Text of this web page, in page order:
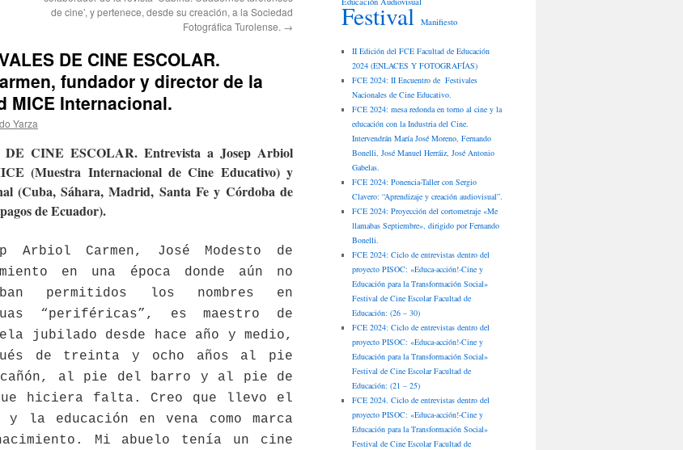
de cine’, y pertenece, desde su creación, a la Sociedad
Fotográfica Turolense. →
DE CINE ESCOLAR.
fundador y director de la
MICE Internacional.
Yarza
DE CINE ESCOLAR. Entrevista a Josep Arbiol
(Muestra Internacional de Cine Educativo) y
(Cuba, Sáhara, Madrid, Santa Fe y Córdoba de
de Ecuador).
Arbiol Carmen, José Modesto de
en una época donde aún no
permitidos los nombres en
“periféricas”, es maestro de
jubilado desde hace año y medio,
de treinta y ocho años al pie
al pie del barro y al pie de
hiciera falta. Creo que llevo el
y la educación en vena como marca
Mi abuelo tenía un cine
Festival Manifiesto
II Edición del FCE Facultad de Educación
2024 (ENLACES Y FOTOGRAFÍAS)
FCE 2024: II Encuentro de Festivales
Nacionales de Cine Educativo.
FCE 2024: mesa redonda en torno al cine y la
educación con la Industria del Cine.
Intervendrán María José Moreno, Fernando
Bonelli, José Manuel Herráiz, José Antonio
Gabelas.
FCE 2024: Ponencia-Taller con Sergio
Clavero: “Aprendizaje y creación audiovisual”.
FCE 2024: Proyección del cortometraje «Me
llamabas Septiembre», dirigido por Fernando
Bonelli.
FCE 2024: Ciclo de entrevistas dentro del
proyecto PISOC: «Educa-acción!-Cine y
Educación para la Transformación Social»
Festival de Cine Escolar Facultad de
Educación: (26 – 30)
FCE 2024: Ciclo de entrevistas dentro del
proyecto PISOC: «Educa-acción!-Cine y
Educación para la Transformación Social»
Festival de Cine Escolar Facultad de
Educación: (21 – 25)
FCE 2024. Ciclo de entrevistas dentro del
proyecto PISOC: «Educa-acción!-Cine y
Educación para la Transformación Social»
Festival de Cine Escolar Facultad de